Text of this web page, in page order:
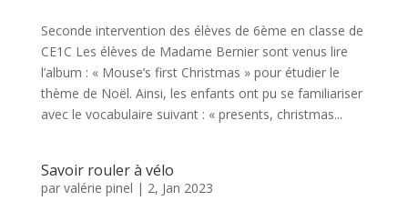
Seconde intervention des élèves de 6ème en classe de
CE1C Les élèves de Madame Bernier sont venus lire
l’album : « Mouse’s first Christmas » pour étudier le
thème de Noël. Ainsi, les enfants ont pu se familiariser
avec le vocabulaire suivant : « presents, christmas...
Savoir rouler à vélo
par valérie pinel | 2, Jan 2023